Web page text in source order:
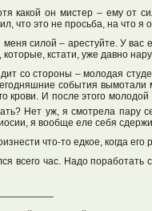
какой он мистер – ему от
что это не просьба, на что я
силой – арестуйте. У вас
которые, кстати, уже давно
со стороны – молодая
события
крови. И после этого
Нет уж, я смотрела пару
я вообще еле себя
что-то едкое, когда
всего час. Надо поработать